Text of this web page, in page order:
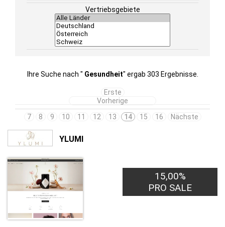
Vertriebsgebiete
Ihre Suche nach " Gesundheit" ergab 303 Ergebnisse.
Erste
Vorherige
7
8 9 10 11 12 13 14 15 16 Nächste
YLUMI
15,00%
PRO SALE